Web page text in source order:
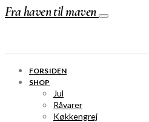
Fra haven til maven
FORSIDEN
SHOP
Jul
Råvarer
Køkkengrej